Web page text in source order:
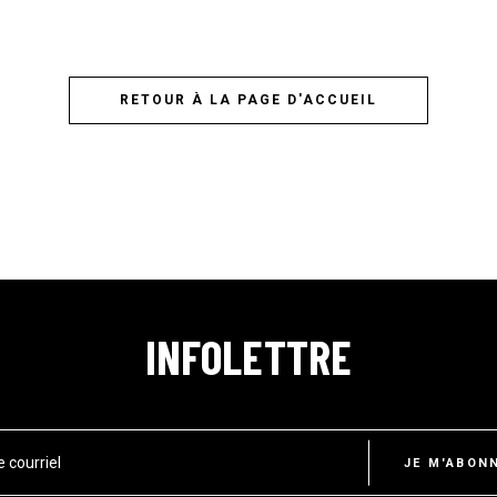
RETOUR À LA PAGE D'ACCUEIL
INFOLETTRE
courriel JE